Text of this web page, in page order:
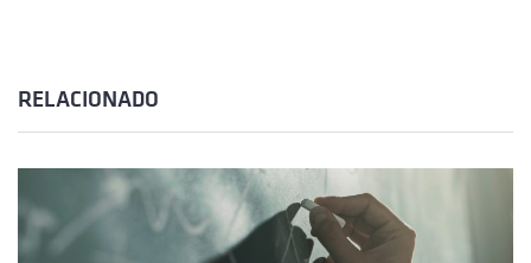
RELACIONADO